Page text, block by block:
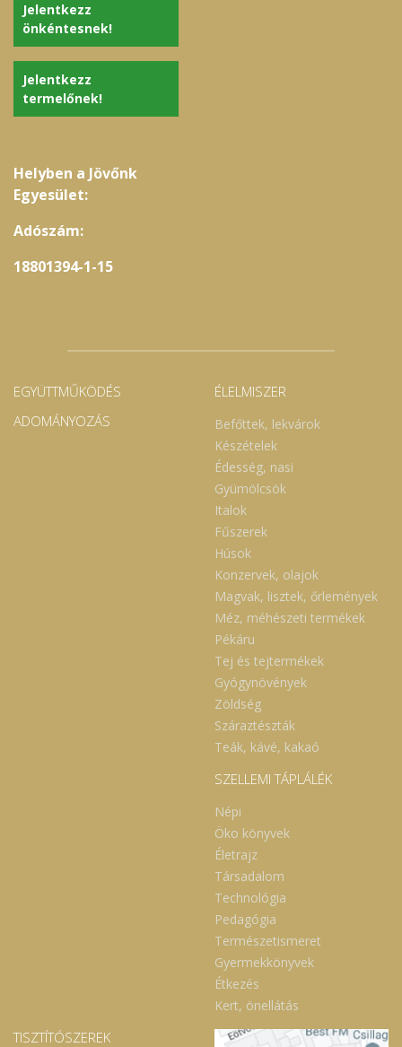
Jelentkezz
önkéntesnek!
Jelentkezz
termelőnek!
Helyben a Jövőnk
Egyesület:
Adószám:
18801394-1-15
EGYÜTTMŰKÖDÉS
ADOMÁNYOZÁS
ÉLELMISZER
Befőttek, lekvárok
Készételek
Édesség, nasi
Gyümölcsök
Italok
Fűszerek
Húsok
Konzervek, olajok
Magvak, lisztek, őrlemények
Méz, méhészeti termékek
Pékáru
Tej és tejtermékek
Gyógynövények
Zöldség
Száraztészták
Teák, kávé, kakaó
SZELLEMI TÁPLÁLÉK
Népi
Öko könyvek
Életrajz
Társadalom
Technológia
Pedagógia
Természetismeret
Gyermekkönyvek
Étkezés
Kert, önellátás
TISZTÍTÓSZEREK